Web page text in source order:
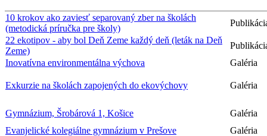
10 krokov ako zaviesť separovaný zber na školách
(metodická príručka pre školy)
22 ekotipov - aby bol Deň Zeme každý deň (leták na Deň
Zeme)
Inovatívna environmentálna výchova
Galéria
Exkurzie na školách zapojených do ekovýchovy Galéria
Gymnázium, Šrobárová 1, Košice
Galéria
Evanjelické kolegiálne gymnázium v Prešove
Galéria